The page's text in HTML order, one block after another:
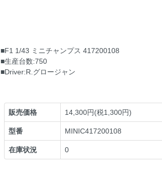
■F1 1/43 ミニチャンプス 417200108
■生産台数:750
■Driver:R.グロージャン
販売価格 14,300円(税1,300円)
型番 MINIC417200108
在庫状況 0